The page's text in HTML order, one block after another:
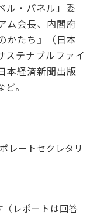
ル・パネル」委
ム会長、内閣府
かたち』（日本
テナブルファイ
本経済新聞出版
。
レートセクレタリ
レポートは回答